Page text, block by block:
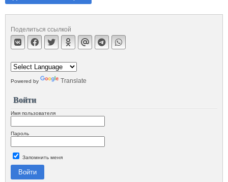
Поделиться ссылкой
Powered by Translate
Войти
Имя пользователя
Пароль
Запомнить меня
Войти